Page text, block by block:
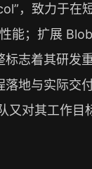
，致力于在
能；扩展
志着其研发
地与实际交
又对其工作目